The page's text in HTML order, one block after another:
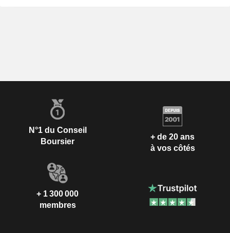
N°1 du Conseil
Boursier
+ de 20 ans
à vos côtés
+ 1 300 000
membres